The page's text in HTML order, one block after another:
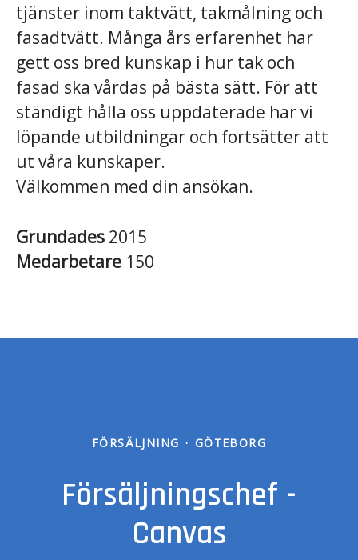
tjänster inom taktvätt, takmålning och
fasadtvätt. Många års erfarenhet har
gett oss bred kunskap i hur tak och
fasad ska vårdas på bästa sätt. För att
ständigt hålla oss uppdaterade har vi
löpande utbildningar och fortsätter att
ut våra kunskaper.
Välkommen med din ansökan.
Grundades 2015
Medarbetare 150
FÖRSÄLJNING · GÖTEBORG
Försäljningschef -
Canvas